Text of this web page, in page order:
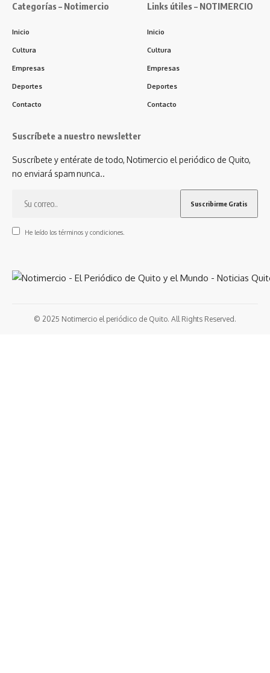
Categorías – Notimercio
Inicio
Cultura
Empresas
Deportes
Contacto
Links útiles – NOTIMERCIO
Inicio
Cultura
Empresas
Deportes
Contacto
Suscríbete a nuestro newsletter
Suscríbete y entérate de todo, Notimercio el periódico de Quito,
no enviará spam nunca..
He leído los términos y condiciones.
© 2025 Notimercio el periódico de Quito. All Rights Reserved.